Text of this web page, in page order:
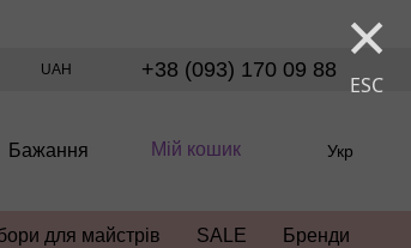
×
ESC
UAH +38 (093) 170 09 88
Бажання Мій кошик Укр
для майстрів SALE Бренди